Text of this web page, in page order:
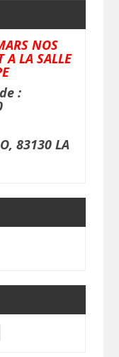
NOS
A LA SALLE
:
83130 LA